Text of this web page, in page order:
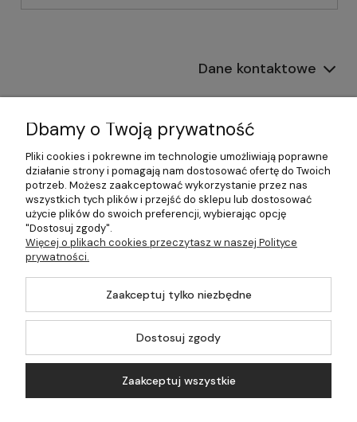
Dane kontaktowe
Informacje
Płatności i dostawa
Pomoc
Moje konto
©2026 Wszelkie Prawa Zastrzeżone | 499.pl - najlepszy sklep z
Dbamy o Twoją prywatność
Pliki cookies i pokrewne im technologie umożliwiają poprawne
działanie strony i pomagają nam dostosować ofertę do Twoich
potrzeb. Możesz zaakceptować wykorzystanie przez nas
wszystkich tych plików i przejść do sklepu lub dostosować
użycie plików do swoich preferencji, wybierając opcję
"Dostosuj zgody".
Więcej o plikach cookies przeczytasz w naszej Polityce
prywatności.
Zaakceptuj tylko niezbędne
Dostosuj zgody
Zaakceptuj wszystkie